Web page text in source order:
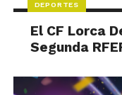
DEPORTES
El CF Lorca
Segunda